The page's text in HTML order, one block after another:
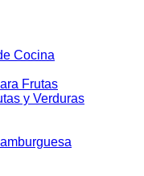
Cocina
Frutas
y Verduras